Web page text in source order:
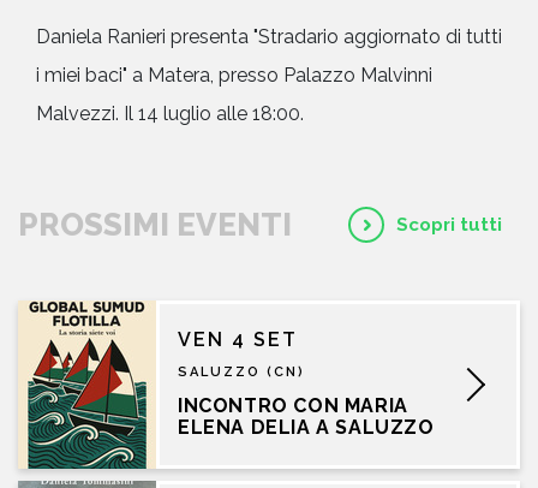
Daniela Ranieri presenta "Stradario aggiornato di tutti
i miei baci" a Matera, presso Palazzo Malvinni
Malvezzi. Il 14 luglio alle 18:00.
PROSSIMI EVENTI Scopri tutti
VEN 4 SET
SALUZZO (CN)
INCONTRO CON MARIA
ELENA DELIA A SALUZZO